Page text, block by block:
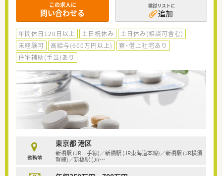
この求人に
問い合わせる
検討リストに
追加
年間休日120日以上 土日祝休み
土日休み(相談可含む)
未経験可
高給与(600万円以上)
寮・借上社宅あり
住宅補助(手当)あり
勤務地
東京都 港区
新橋駅 (JR山手線)／新橋駅 (JR東海道本線)／新橋駅 (JR横須
賀線)／新橋駅 (JR…